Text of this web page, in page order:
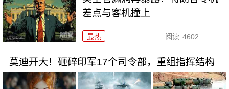
差点与客机撞上
最热 阅读 4602
莫迪开大！砸碎印军17个司令部，重组指挥结构